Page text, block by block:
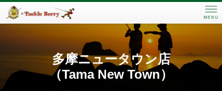
MENU
多摩ニュータウン店
（Tama New Town）